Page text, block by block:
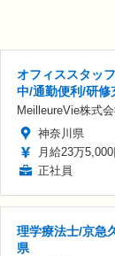
オフィススタッ
中/通勤便利/研修
MeilleureVie株式
神奈川県
月給23万
正社員
理学療法士/京急
県